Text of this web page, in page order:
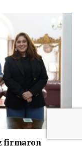
firmaron